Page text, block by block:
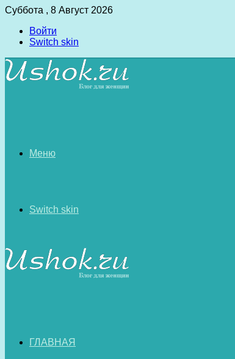
Суббота , 8 Август 2026
Войти
Switch skin
Меню
Switch skin
ГЛАВНАЯ